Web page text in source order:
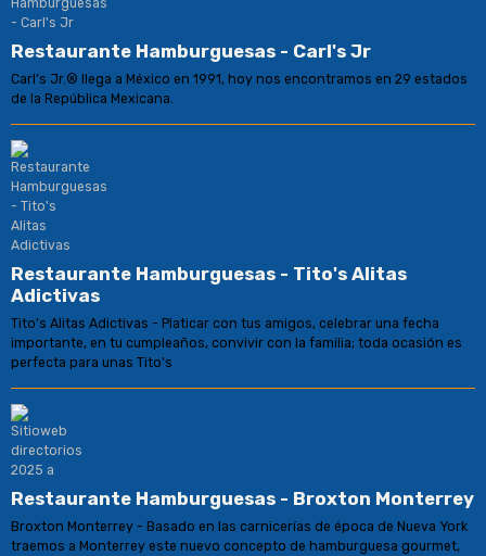
Restaurante Hamburguesas - Carl's Jr
Carl’s Jr.® llega a México en 1991, hoy nos encontramos en 29 estados
de la República Mexicana.
Restaurante Hamburguesas - Tito's Alitas
Adictivas
Tito's Alitas Adictivas - Platicar con tus amigos, celebrar una fecha
importante, en tu cumpleaños, convivir con la familia; toda ocasión es
perfecta para unas Tito's
Restaurante Hamburguesas - Broxton Monterrey
Broxton Monterrey - Basado en las carnicerías de época de Nueva York
traemos a Monterrey este nuevo concepto de hamburguesa gourmet,